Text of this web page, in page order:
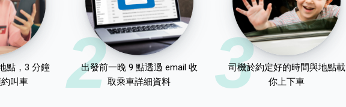
點，3 分鐘
叫車
2
出發前一晚 9 點透過 email 收
取乘車詳細資料
3
司機於約定好的時間與地點載
你上下車